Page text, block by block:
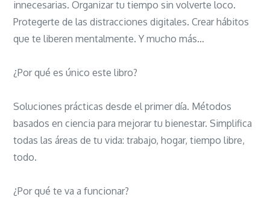
innecesarias. Organizar tu tiempo sin volverte loco.
Protegerte de las distracciones digitales. Crear hábitos
que te liberen mentalmente. Y mucho más…
¿Por qué es único este libro?
Soluciones prácticas desde el primer día. Métodos
basados en ciencia para mejorar tu bienestar. Simplifica
todas las áreas de tu vida: trabajo, hogar, tiempo libre,
todo.
¿Por qué te va a funcionar?